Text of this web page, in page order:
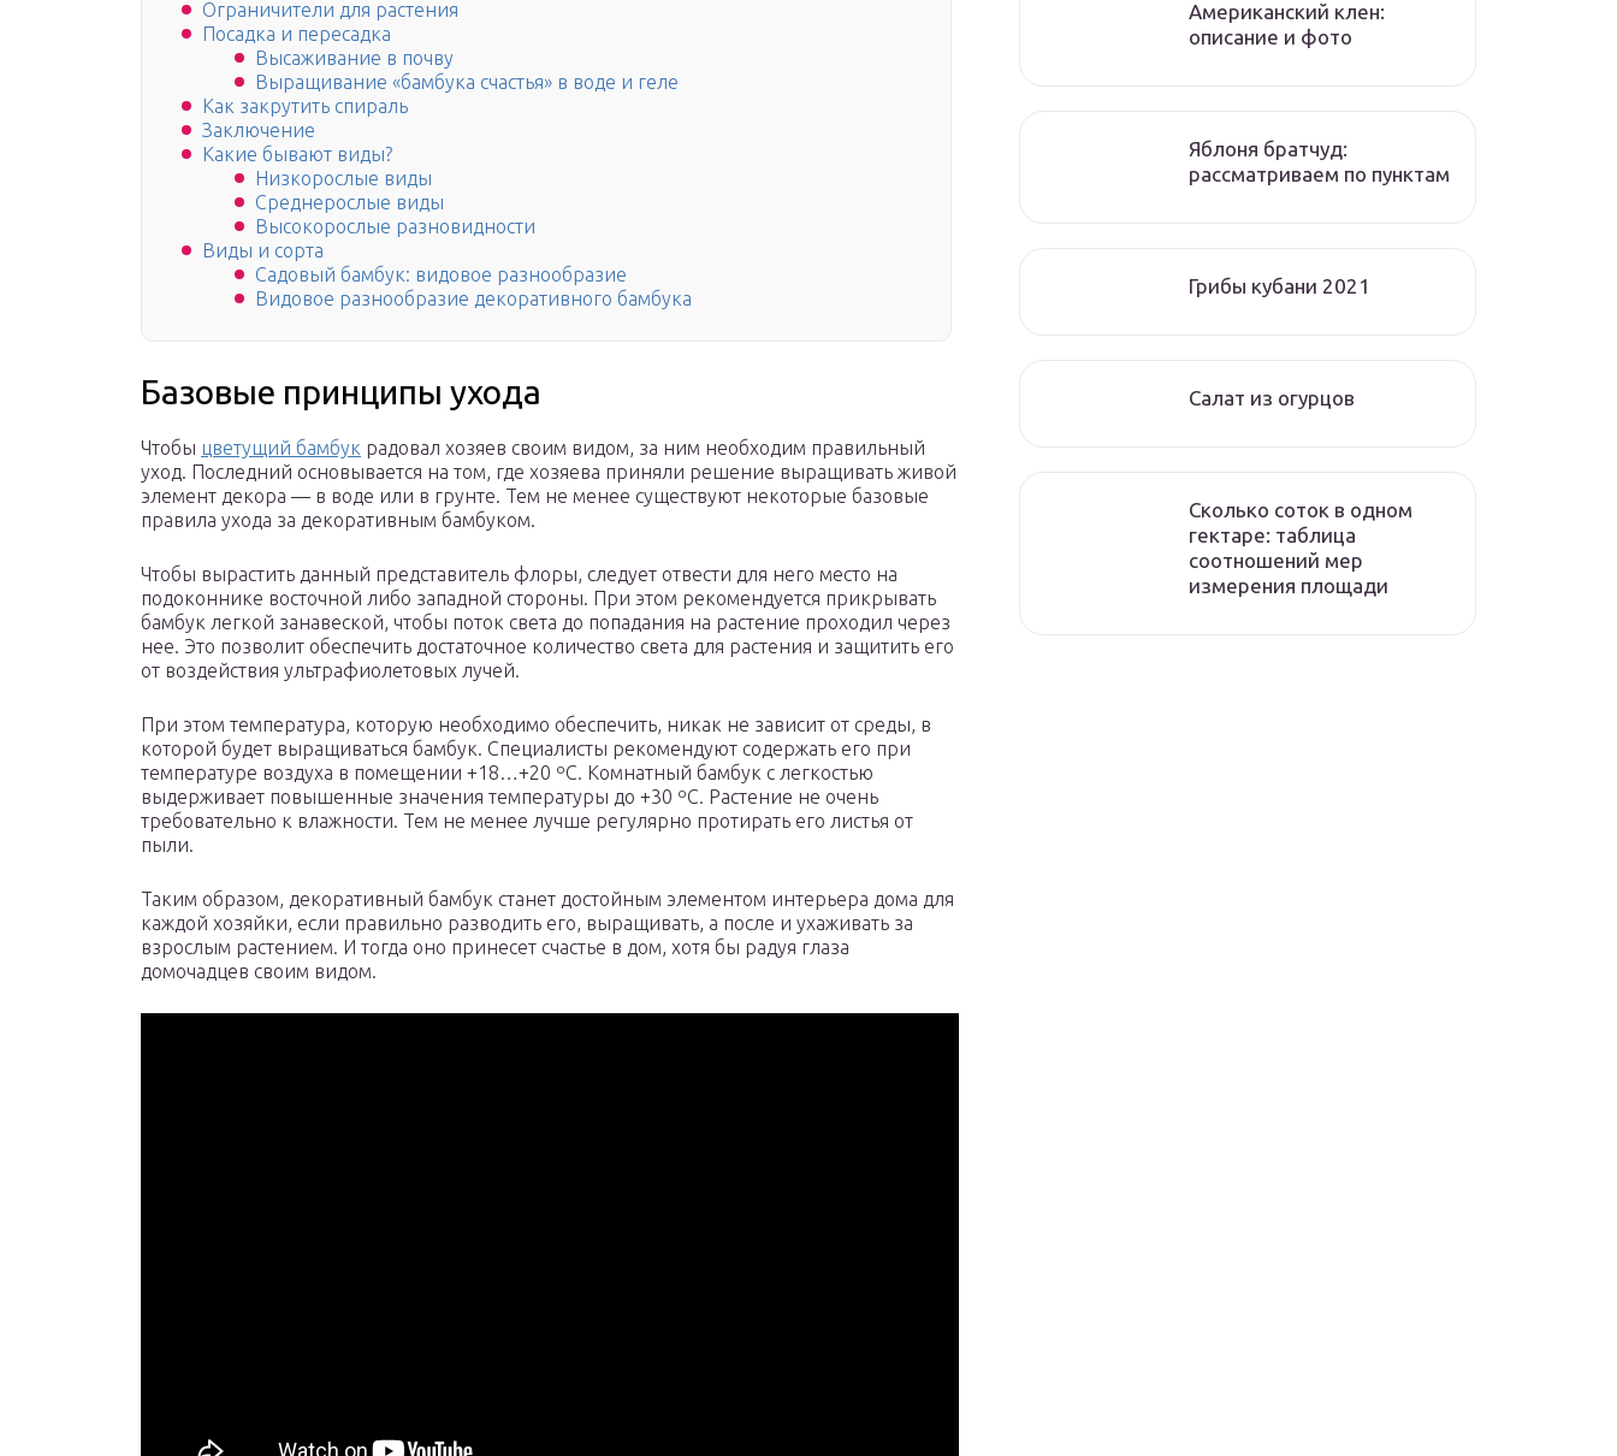
Ограничители для растения
Посадка и пересадка
Высаживание в почву
Выращивание «бамбука счастья» в воде и геле
Как закрутить спираль
Заключение
Какие бывают виды?
Низкорослые виды
Среднерослые виды
Высокорослые разновидности
Виды и сорта
Садовый бамбук: видовое разнообразие
Видовое разнообразие декоративного бамбука
Базовые принципы ухода
Чтобы цветущий бамбук радовал хозяев своим видом, за ним необходим правильный
уход. Последний основывается на том, где хозяева приняли решение выращивать живой
элемент декора — в воде или в грунте. Тем не менее существуют некоторые базовые
правила ухода за декоративным бамбуком.
Чтобы вырастить данный представитель флоры, следует отвести для него место на
подоконнике восточной либо западной стороны. При этом рекомендуется прикрывать
бамбук легкой занавеской, чтобы поток света до попадания на растение проходил через
нее. Это позволит обеспечить достаточное количество света для растения и защитить его
от воздействия ультрафиолетовых лучей.
При этом температура, которую необходимо обеспечить, никак не зависит от среды, в
которой будет выращиваться бамбук. Специалисты рекомендуют содержать его при
температуре воздуха в помещении +18…+20 ºС. Комнатный бамбук с легкостью
выдерживает повышенные значения температуры до +30 ºС. Растение не очень
требовательно к влажности. Тем не менее лучше регулярно протирать его листья от
пыли.
Таким образом, декоративный бамбук станет достойным элементом интерьера дома для
каждой хозяйки, если правильно разводить его, выращивать, а после и ухаживать за
взрослым растением. И тогда оно принесет счастье в дом, хотя бы радуя глаза
домочадцев своим видом.
Американский клен:
описание и фото
Яблоня братчуд:
рассматриваем по пунктам
Грибы кубани 2021
Салат из огурцов
Сколько соток в одном
гектаре: таблица
соотношений мер
измерения площади